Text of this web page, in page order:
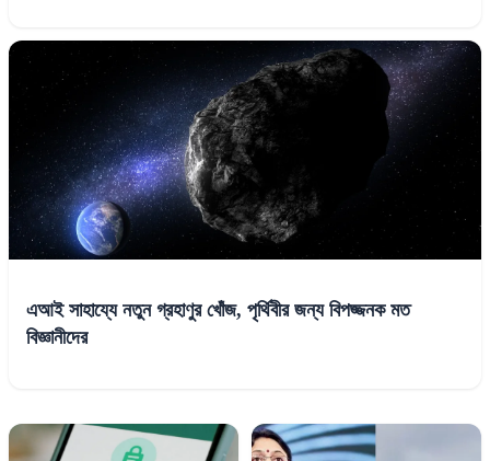
এআই সাহায্যে নতুন গ্রহাণুর খোঁজ, পৃর্থিবীর জন্য বিপজ্জনক মত
বিজ্ঞানীদের